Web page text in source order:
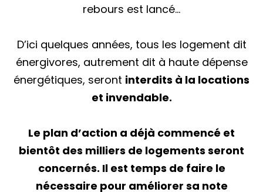
rebours est lancé…
D’ici quelques années, tous les logement dit
énergivores, autrement dit à haute dépense
énergétiques, seront interdits à la locations
et invendable.
Le plan d’action a déjà commencé et
bientôt des milliers de logements seront
concernés. Il est temps de faire le
nécessaire pour améliorer sa note